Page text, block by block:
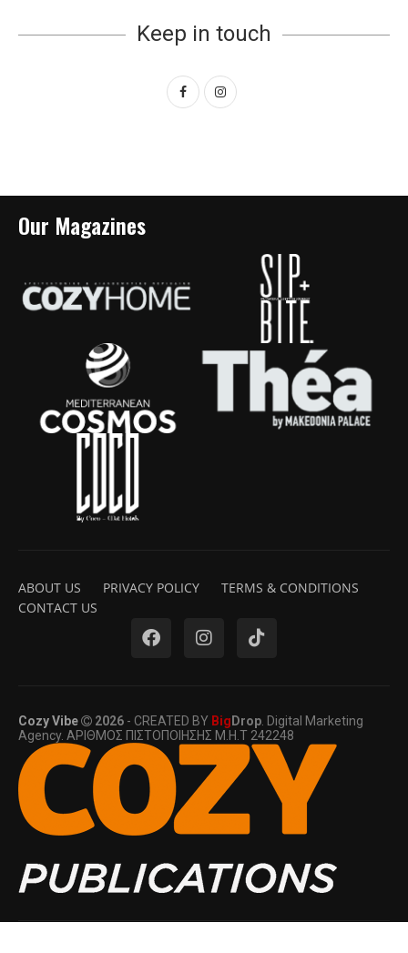
Keep in touch
Our Magazines
ABOUT US PRIVACY POLICY
TERMS & CONDITIONS
CONTACT US
Cozy Vibe 2026 - CREATED BY Big Drop . Digital Marketing
Agency. ΑΡΙΘΜΟΣ ΠΙΣΤΟΠΟΙΗΣΗΣ Μ.Η.Τ 242248